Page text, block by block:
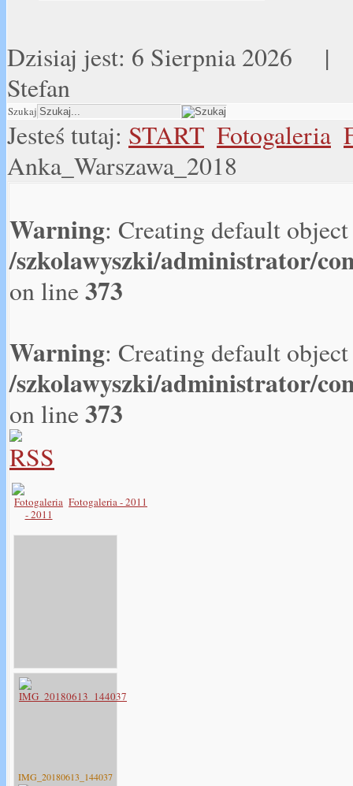
Dzisiaj jest: 6 Sierpnia 2026
Stefan
Szukaj
Jesteś tutaj: START Fotogaleria
Anka_Warszawa_2018
Warning: Creating default
/szkolawyszki/administrator/
on line 373
Warning: Creating default
/szkolawyszki/administrator/
on line 373
Fotogaleria - 2011
IMG_20180613_144037